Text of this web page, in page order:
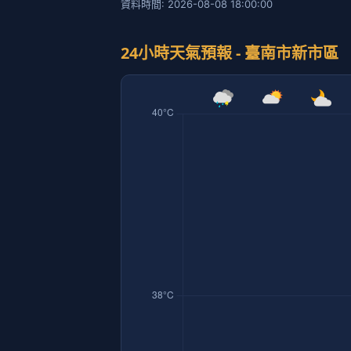
資料時間: 2026-08-08 18:00:00
24小時天氣預報 - 臺南市新市區